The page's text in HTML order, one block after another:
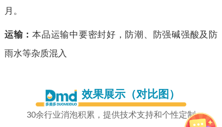
月。
运输：本品运输中要密封好，防潮、防强碱强酸及防
雨水等杂质混入
效果展示（对比图）
30余行业消泡积累，提供技术支持和个性定制